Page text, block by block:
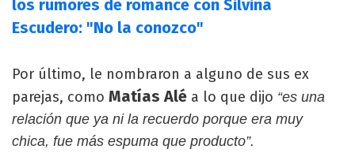
los rumores de romance con Silvina
Escudero: "No la conozco"
Por último, le nombraron a alguno de sus ex
parejas, como Matías Alé a lo que dijo “es una
relación que ya ni la recuerdo porque era muy
chica, fue más espuma que producto”.